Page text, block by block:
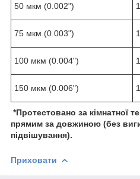
50 мкм (0.002")
75 мкм (0.003")
100 мкм (0.004")
150 мкм (0.006")
*Протестовано за кімнатної
прямим за довжиною (без
підвішування).
Приховати